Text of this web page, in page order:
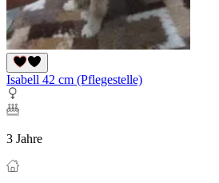
Isabell 42 cm (Pflegestelle)
3 Jahre